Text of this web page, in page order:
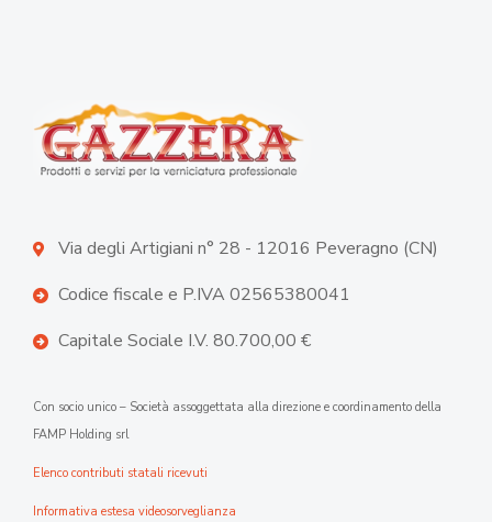
Via degli Artigiani n° 28 - 12016 Peveragno (CN)
Codice fiscale e P.IVA 02565380041
Capitale Sociale I.V. 80.700,00 €
Con socio unico – Società assoggettata alla direzione e coordinamento della
FAMP Holding srl
Elenco contributi statali ricevuti
Informativa estesa videosorveglianza